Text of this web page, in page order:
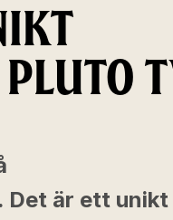
Det är ett unikt